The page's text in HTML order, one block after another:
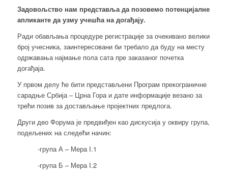
Задовољство нам представља да позовемо потенцијалне
апликанте да узму учешћа на догађају.
Ради обављања процедуре регистрације за очекивано велики
број учесника, заинтересовани би требало да буду на месту
одржавања најмање пола сата пре заказаног почетка
догађаја.
У првом делу ће бити представљени Програм прекограничне
сарадње Србија – Црна Гора и дате информације везано за
трећи позив за достављање пројектних предлога.
Други дeо Форума је предвиђен као дискусија у оквиру група,
подељених на следећи начин:
-група А – Мера I.1
-група Б – Мера I.2